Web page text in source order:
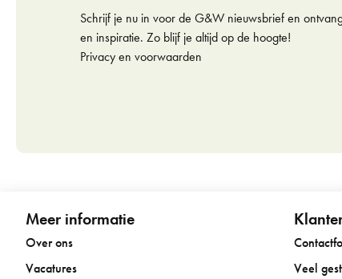
Schrijf je nu in voor de G&W nieuwsbrief en
en inspiratie. Zo blijf je altijd op de hoogte!
Privacy en voorwaarden
Meer informatie
Over ons
Vacatures
Veel